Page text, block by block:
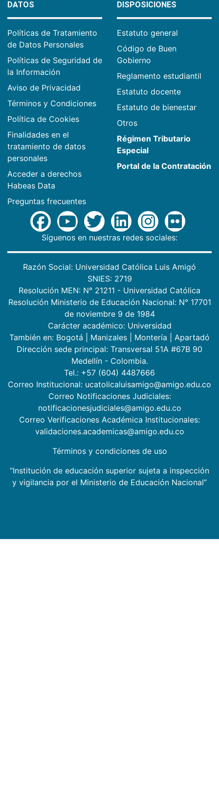
DATOS
Políticas de Tratamiento
de Datos Personales
Políticas de Seguridad de
la Información
Aviso de Privacidad
Términos y Condiciones
Política de Cookies
Finalidades en el
tratamiento de datos
personales
Acceder a derechos
Habeas Data
Preguntas frecuentes
DISPOSICIONES
Estatuto general
Código de Buen
Gobierno
Reglamento estudiantil
Estatuto docente
Estatuto de bienestar
Otros
Régimen Tributario
Especial
Portal de la Contratación
Síguenos en nuestras redes sociales:
Razón Social: Universidad Católica Luis Amigó
SNIES: 2719
Resolución MEN: N° 21211 - Universidad Católica
Resolución Ministerio de Educación Nacional: N° 17701
de noviembre 9 de 1984
Carácter académico: Universidad
También en: Bogotá Manizales Montería
Apartadó
Dirección sede principal: Transversal 51A #67B 90
Medellín - Colombia.
Tel.: +57 (604) 4487666
Correo Institucional: ucatolicaluisamigo@amigo.edu.co
Correo Notificaciones Judiciales:
notificacionesjudiciales@amigo.edu.co
Correo Verificaciones Académica Institucionales:
validaciones.academicas@amigo.edu.co
Términos y condiciones de uso
“Institución de educación superior sujeta a inspección
y vigilancia por el Ministerio de Educación Nacional”